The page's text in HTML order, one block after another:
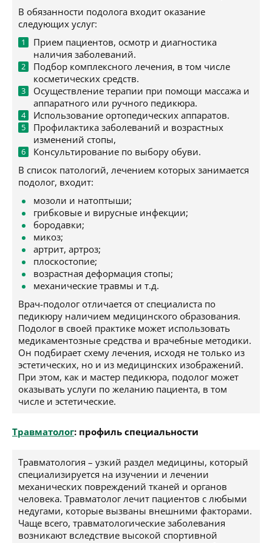
В обязанности подолога входит оказание
следующих услуг:
Прием пациентов, осмотр и диагностика
наличия заболеваний.
Подбор комплексного лечения, в том числе
косметических средств.
Осуществление терапии при помощи массажа и
аппаратного или ручного педикюра.
Использование ортопедических аппаратов.
Профилактика заболеваний и возрастных
изменений стопы,
Консультирование по выбору обуви.
В список патологий, лечением которых занимается
подолог, входит:
мозоли и натоптыши;
грибковые и вирусные инфекции;
бородавки;
микоз;
артрит, артроз;
плоскостопие;
возрастная деформация стопы;
механические травмы и т.д.
Врач-подолог отличается от специалиста по
педикюру наличием медицинского образования.
Подолог в своей практике может использовать
медикаментозные средства и врачебные методики.
Он подбирает схему лечения, исходя не только из
эстетических, но и из медицинских изображений.
При этом, как и мастер педикюра, подолог может
оказывать услуги по желанию пациента, в том
числе и эстетические.
Травматолог: профиль специальности
Травматология – узкий раздел медицины, который
специализируется на изучении и лечении
механических повреждений тканей и органов
человека. Травматолог лечит пациентов с любыми
недугами, которые вызваны внешними факторами.
Чаще всего, травматологические заболевания
возникают вследствие высокой спортивной